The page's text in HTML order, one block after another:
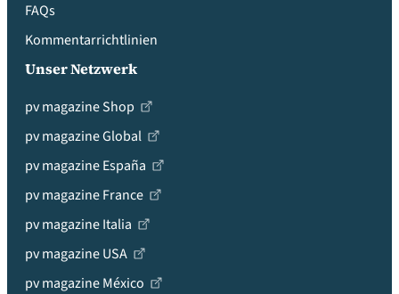
FAQs
Kommentarrichtlinien
Unser Netzwerk
pv magazine Shop
pv magazine Global
pv magazine España
pv magazine France
pv magazine Italia
pv magazine USA
pv magazine México